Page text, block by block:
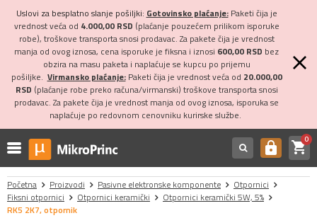
Uslovi za besplatno slanje pošiljki: Gotovinsko plaćanje:Paketi čija je
vrednost veća od 4.000,00 RSD (plaćanje pouzećem prilikom isporuke
robe), troškove transporta snosi prodavac. Za pakete čija je vrednost
manja od ovog iznosa, cena isporuke je fiksna i iznosi 600,00 RSD bez
obzira na masu paketa i naplaćuje se kupcu po prijemu
pošiljke. Virmansko plaćanje:Paketi čija je vrednost veća od 20.000,00
RSD (plaćanje robe preko računa/virmanski) troškove transporta snosi
prodavac. Za pakete čija je vrednost manja od ovog iznosa, isporuka se
naplaćuje po redovnom cenovniku kurirske službe.
https shopping_cart0
Početna Proizvodi Pasivne elektronske komponente
Otpornici
Fiksni otpornici
Otpornici keramički
Otpornici keramički 5W, 5%
RK5 2K7, otpornik